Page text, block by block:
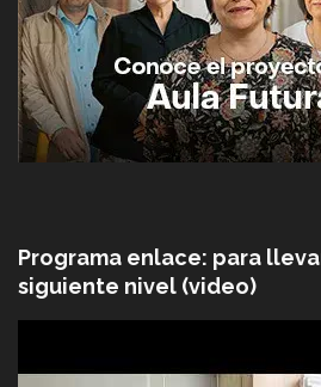
Programa enlace: para
siguiente nivel (video)